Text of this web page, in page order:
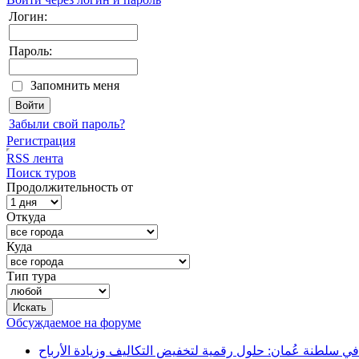
Логин:
Пароль:
Запомнить меня
Забыли свой пароль?
Регистрация
RSS лента
Поиск туров
Продолжительность от
Откуда
Куда
Тип тура
Обсуждаемое на форуме
سلطنة عُمان: حلول رقمية لتخفيض التكاليف وزيادة الأرباح